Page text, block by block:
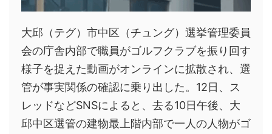
大邱（テグ）市中区（チュング）選挙管理委員
会の庁舎内部で職員がゴルフクラブを振り回す
様子を捉えた動画がオンラインに拡散され、選
管が事実関係の確認に乗り出した。12日、ス
レッドなどSNSによると、去る10日午後、大
邱中区選管の建物最上階内部で一人の人物がゴ